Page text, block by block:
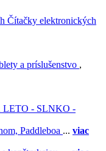
Čítačky elektronických
a príslušenstvo ,
LETO - SLNKO -
Paddleboa ... viac